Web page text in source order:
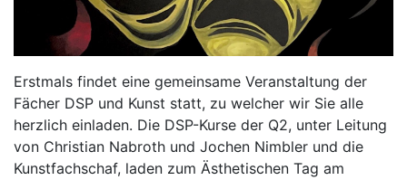
Erstmals findet eine gemeinsame Veranstaltung der
Fächer DSP und Kunst statt, zu welcher wir Sie alle
herzlich einladen. Die DSP-Kurse der Q2, unter Leitung
von Christian Nabroth und Jochen Nimbler und die
Kunstfachschaf, laden zum Ästhetischen Tag am